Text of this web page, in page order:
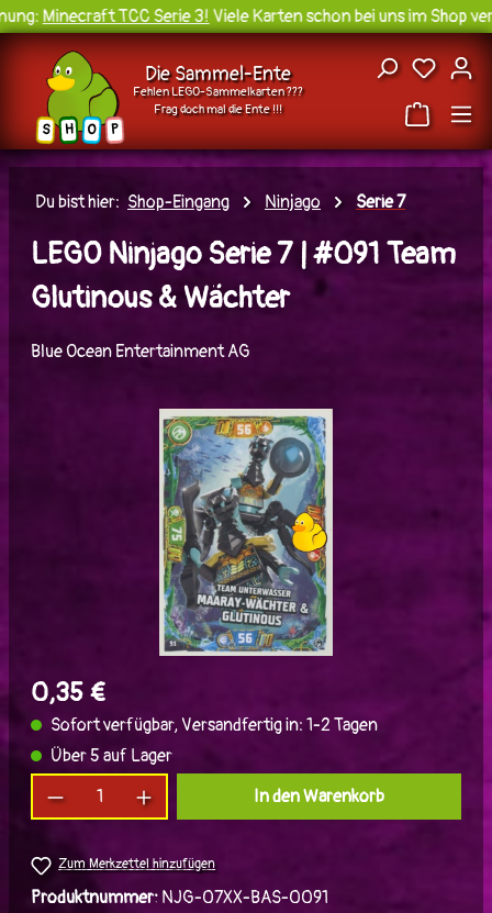
Zum Hauptinhalt springen
Minecraft TCC Serie 3!Viele Karten schon bei uns im Shop
S H O P
Die Sammel-Ente
Fehlen LEGO-Sammelkarten ???
Frag doch mal die Ente !!!
Du
Du bist hier: Shop-Eingang Ninjago Serie 7
LEGO Ninjago Serie 7 | #091 Team
Glutinous & Wächter
Blue Ocean Entertainment AG
Bildergalerie überspringen
0,35 €
Sofort verfügbar, Versandfertig in: 1-2 Tagen
Über 5 auf Lager
Produkt Anzahl: Gib den gewünschten Wert
In den Warenkorb
Zum Merkzettel hinzufügen
Produktnummer: NJG-07XX-BAS-0091